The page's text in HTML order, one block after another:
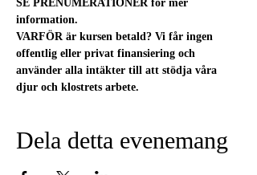
SE PRENUMERATIONER för mer
information.
VARFÖR är kursen betald? Vi får ingen
offentlig eller privat finansiering och
använder alla intäkter till att stödja våra
djur och klostrets arbete.
Dela detta evenemang